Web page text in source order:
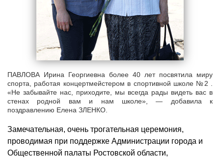
ПАВЛОВА Ирина Георгиевна более 40 лет посвятила миру
спорта, работая концертмейстером в спортивной школе №2 .
«Не забывайте нас, приходите, мы всегда рады видеть вас в
стенах родной вам и нам школе», — добавила к
поздравлению Елена ЗЛЕНКО.
Замечательная, очень трогательная церемония,
проводимая при поддержке Администрации города и
Общественной палаты Ростовской области,